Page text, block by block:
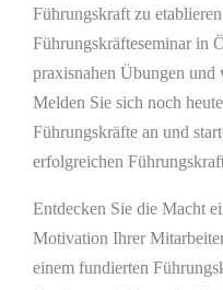
Führungskraft zu
Führungskräfteseminar in
praxisnahen Übungen und
Melden Sie sich noch
Führungskräfte an und
erfolgreichen
Entdecken Sie die Macht
Motivation Ihrer
einem fundierten